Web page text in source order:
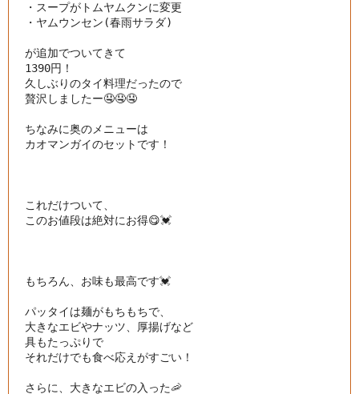
・スープがトムヤムクンに変更
・ヤムウンセン(春雨サラダ)
が追加でついてきて
1390円！
久しぶりのタイ料理だったので
贅沢しましたー🤤🤤🤤
ちなみに奥のメニューは
カオマンガイのセットです！
これだけついて、
このお値段は絶対にお得😋💓
もちろん、お味も最高です💓
パッタイは麺がもちもちで、
大きなエビやナッツ、厚揚げなど
具もたっぷりで
それだけでも食べ応えがすごい！
さらに、大きなエビの入った🦐